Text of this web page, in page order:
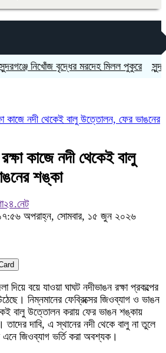
নিখোঁজ বৃদ্ধের মরদেহ মিলল পুকুরে
কাজে নদী থেকেই বালু উত্তোলন, ফের ভাঙনের
কাজে নদী থেকেই বালু
শঙ্কা
অপরাহ্ন, সোমবার, ১৫ জুন ২০২৬
দিয়ে বয়ে যাওয়া ঘাঘট নদীভাঙন রক্ষা প্রকল্পের
নিম্নমানের ফেব্রিক্সের জিওব্যাগ ও ভাঙন
বালু উত্তোলন করায় ফের ভাঙন শঙ্কায়
দাবি, এ স্থানের নদী থেকে বালু না তুলে
জিওব্যাগ ভর্তি করা অবশ্যক।